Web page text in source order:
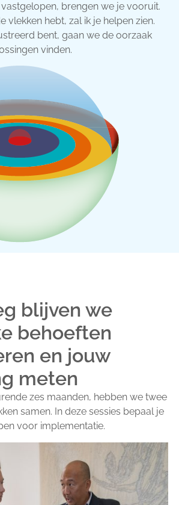
brengen we je vooruit.
vlekken hebt, zal ik je helpen zien.
bent, gaan we de oorzaak
vinden.
blijven we
behoeften
en jouw
meten
zes maanden, hebben we twee
samen. In deze sessies bepaal je
voor implementatie.